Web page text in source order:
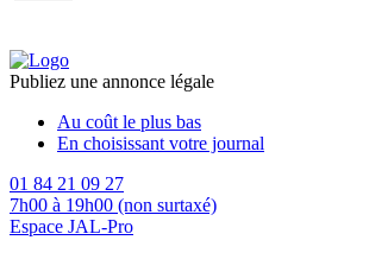
Publiez une annonce légale
Au coût le plus bas
En choisissant votre journal
01 84 21 09 27
7h00 à 19h00 (non surtaxé)
Espace JAL-Pro